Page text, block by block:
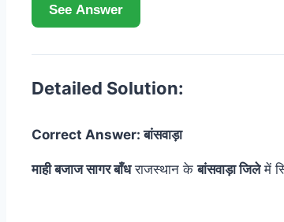
See Answer
Detailed Solution:
Correct Answer: बांसवाड़ा
माही बजाज सागर बाँधराजस्थान केबांसवाड़ा जिलेमें